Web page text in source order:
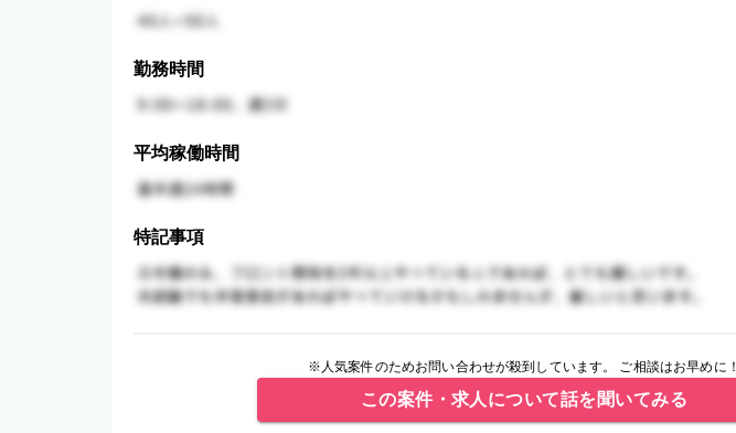
勤務時間
平均稼働時間
特記事項
※人気案件のためお問い合わせが殺到しています。 ご相談はお早めに！
この案件・求人について話を聞いてみる